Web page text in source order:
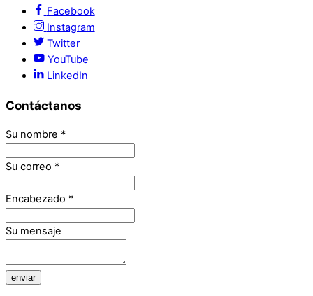
Facebook
Instagram
Twitter
YouTube
LinkedIn
Contáctanos
Su nombre *
Su correo *
Encabezado *
Su mensaje
enviar